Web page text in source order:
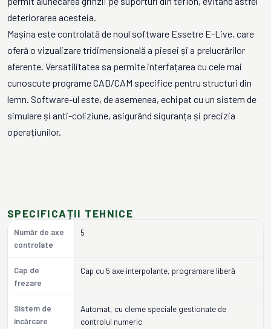
deteriorarea acesteia.
Mașina este controlată de noul software Essetre E-Live, care
oferă o vizualizare tridimensională a piesei și a prelucrărilor
aferente. Versatilitatea sa permite interfațarea cu cele mai
cunoscute programe CAD/CAM specifice pentru structuri din
lemn. Software-ul este, de asemenea, echipat cu un sistem de
simulare și anti-coliziune, asigurând siguranța și precizia
operațiunilor.
SPECIFICAȚII TEHNICE
Număr de axe
controlate
5
Cap de
frezare
Cap cu 5 axe interpolante, programare liberă
Sistem de
încărcare
Automat, cu cleme speciale gestionate de
controlul numeric